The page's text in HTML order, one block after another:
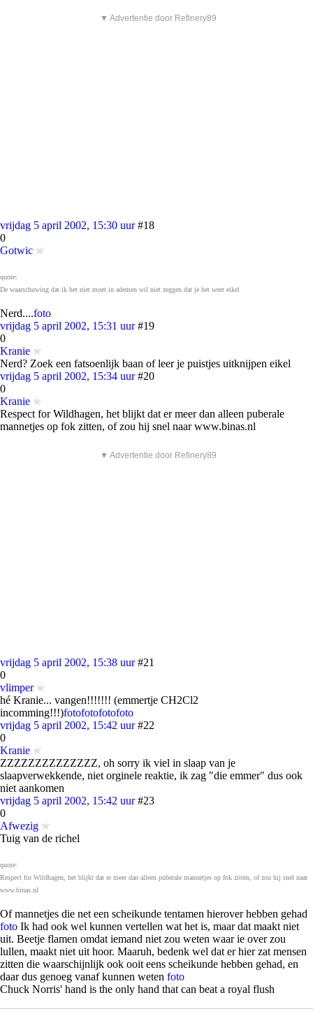
▼ Advertentie door Refinery89
vrijdag 5 april 2002, 15:30 uur #18
0
Gotwic
quote:
De waarschuwing dat ik het niet moet in ademen wil niet zeggen dat je het weet eikel
Nerd....foto
vrijdag 5 april 2002, 15:31 uur #19
0
Kranie
Nerd? Zoek een fatsoenlijk baan of leer je puistjes uitknijpen eikel
vrijdag 5 april 2002, 15:34 uur #20
0
Kranie
Respect for Wildhagen, het blijkt dat er meer dan alleen puberale
mannetjes op fok zitten, of zou hij snel naar www.binas.nl
▼ Advertentie door Refinery89
vrijdag 5 april 2002, 15:38 uur #21
0
vlimper
hé Kranie... vangen!!!!!!! (emmertje CH2Cl2
incomming!!!)fotofotofotofoto
vrijdag 5 april 2002, 15:42 uur #22
0
Kranie
ZZZZZZZZZZZZZZ, oh sorry ik viel in slaap van je
slaapverwekkende, niet orginele reaktie, ik zag "die emmer" dus ook
niet aankomen
vrijdag 5 april 2002, 15:42 uur #23
0
Afwezig
Tuig van de richel
quote:
Respect for Wildhagen, het blijkt dat er meer dan alleen puberale mannetjes op fok zitten, of zou hij snel naar
www.binas.nl
Of mannetjes die net een scheikunde tentamen hierover hebben gehad
foto Ik had ook wel kunnen vertellen wat het is, maar dat maakt niet
uit. Beetje flamen omdat iemand niet zou weten waar ie over zou
lullen, maakt niet uit hoor. Maaruh, bedenk wel dat er hier zat mensen
zitten die waarschijnlijk ook ooit eens scheikunde hebben gehad, en
daar dus genoeg vanaf kunnen weten foto
Chuck Norris' hand is the only hand that can beat a royal flush